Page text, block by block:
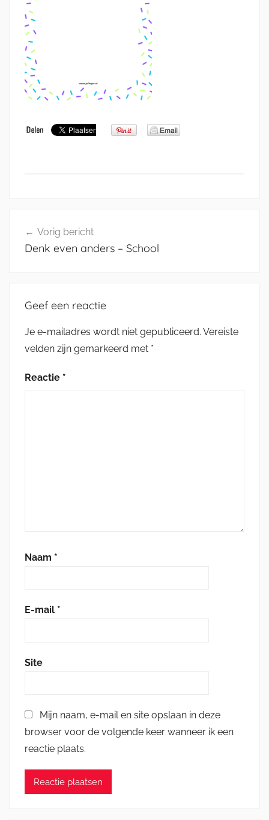
navigatie
Vorig bericht
Denk even anders – School
Geef een reactie
Je e-mailadres wordt niet gepubliceerd. Vereiste
velden zijn gemarkeerd met *
Reactie *
Naam *
E-mail *
Site
Mijn naam, e-mail en site opslaan in deze
browser voor de volgende keer wanneer ik een
reactie plaats.